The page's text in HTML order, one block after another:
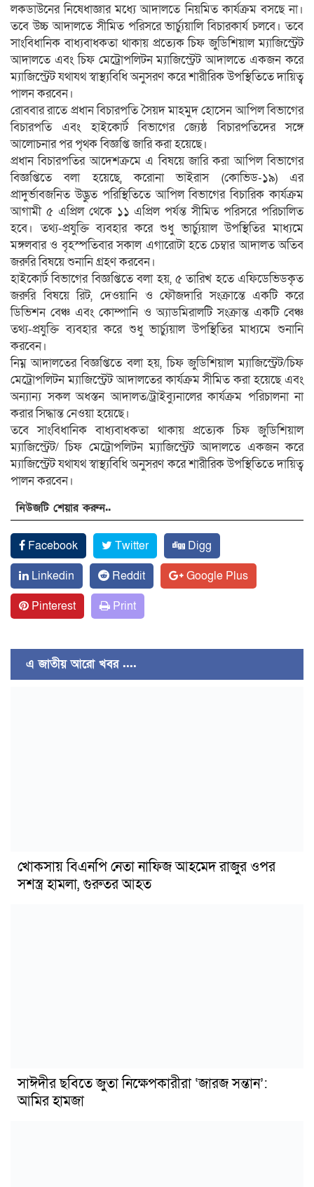
লকডাউনের নিষেধাজ্ঞার মধ্যে আদালতে নিয়মিত কার্যক্রম বসছে না।
তবে উচ্চ আদালতে সীমিত পরিসরে ভার্চ্যুয়ালি বিচারকার্য চলবে। তবে
সাংবিধানিক বাধ্যবাধকতা থাকায় প্রত্যেক চিফ জুডিশিয়াল ম্যাজিস্ট্রেট
আদালতে এবং চিফ মেট্রোপলিটন ম্যাজিস্ট্রেট আদালতে একজন করে
ম্যাজিস্ট্রেট যথাযথ স্বাস্থ্যবিধি অনুসরণ করে শারীরিক উপস্থিতিতে দায়িত্ব
পালন করবেন।
রোববার রাতে প্রধান বিচারপতি সৈয়দ মাহমুদ হোসেন আপিল বিভাগের
বিচারপতি এবং হাইকোর্ট বিভাগের জ্যেষ্ঠ বিচারপতিদের সঙ্গে
আলোচনার পর পৃথক বিজ্ঞপ্তি জারি করা হয়েছে।
প্রধান বিচারপতির আদেশক্রমে এ বিষয়ে জারি করা আপিল বিভাগের
বিজ্ঞপ্তিতে বলা হয়েছে, করোনা ভাইরাস (কোভিড-১৯) এর
প্রাদুর্ভাবজনিত উদ্ভুত পরিস্থিতিতে আপিল বিভাগের বিচারিক কার্যক্রম
আগামী ৫ এপ্রিল থেকে ১১ এপ্রিল পর্যন্ত সীমিত পরিসরে পরিচালিত
হবে। তথ্য-প্রযুক্তি ব্যবহার করে শুধু ভার্চ্যুয়াল উপস্থিতির মাধ্যমে
মঙ্গলবার ও বৃহস্পতিবার সকাল এগারোটা হতে চেম্বার আদালত অতিব
জরুরি বিষয়ে শুনানি গ্রহণ করবেন।
হাইকোর্ট বিভাগের বিজ্ঞপ্তিতে বলা হয়, ৫ তারিখ হতে এফিডেভিডকৃত
জরুরি বিষয়ে রিট, দেওয়ানি ও ফৌজদারি সংক্রান্তে একটি করে
ডিভিশন বেঞ্চ এবং কোম্পানি ও অ্যাডমিরালটি সংক্রান্ত একটি বেঞ্চ
তথ্য-প্রযুক্তি ব্যবহার করে শুধু ভার্চ্যুয়াল উপস্থিতির মাধ্যমে শুনানি
করবেন।
নিম্ন আদালতের বিজ্ঞপ্তিতে বলা হয়, চিফ জুডিশিয়াল ম্যাজিস্ট্রেট/চিফ
মেট্রোপলিটন ম্যাজিস্ট্রেট আদালতের কার্যক্রম সীমিত করা হয়েছে এবং
অন্যান্য সকল অধস্তন আদালত/ট্রাইব্যুনালের কার্যক্রম পরিচালনা না
করার সিদ্ধান্ত নেওয়া হয়েছে।
তবে সাংবিধানিক বাধ্যবাধকতা থাকায় প্রত্যেক চিফ জুডিশিয়াল
ম্যাজিস্ট্রেট/ চিফ মেট্রোপলিটন ম্যাজিস্ট্রেট আদালতে একজন করে
ম্যাজিস্ট্রেট যথাযথ স্বাস্থ্যবিধি অনুসরণ করে শারীরিক উপস্থিতিতে দায়িত্ব
পালন করবেন।
নিউজটি শেয়ার করুন..
Facebook Twitter
Digg
Linkedin
Reddit
Google Plus
Pinterest
Print
এ জাতীয় আরো খবর ....
খোকসায় বিএনপি নেতা নাফিজ আহমেদ রাজুর ওপর
সশস্ত্র হামলা, গুরুতর আহত
সাঈদীর ছবিতে জুতা নিক্ষেপকারীরা ‘জারজ সন্তান’:
আমির হামজা